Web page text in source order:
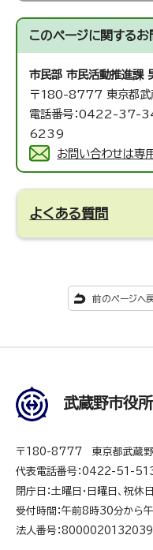
このページに関するお
市民部 市民活動推進課
〒180-8777 東京都
電話番号：0422-37-
6239
お問い合わせは専
よくある質問
前のページへ
武蔵野市役所
〒180-8777 東京都武蔵
代表電話番号：0422-51-
閉庁日：土曜日・日曜日、祝
受付時間：午前8時30分から
法人番号：8000020132039